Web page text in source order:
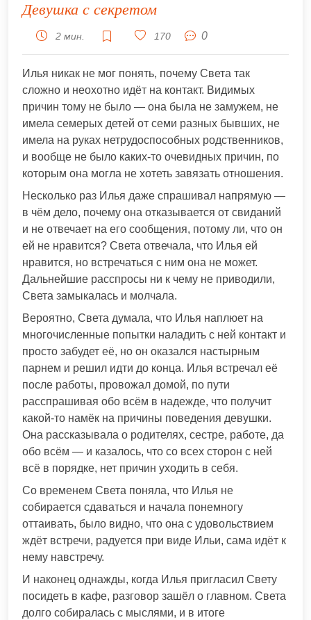
Девушка с секретом
2 мин. 170 0
Илья никак не мог понять, почему Света так
сложно и неохотно идёт на контакт. Видимых
причин тому не было — она была не замужем, не
имела семерых детей от семи разных бывших, не
имела на руках нетрудоспособных родственников,
и вообще не было каких-то очевидных причин, по
которым она могла не хотеть завязать отношения.
Несколько раз Илья даже спрашивал напрямую —
в чём дело, почему она отказывается от свиданий
и не отвечает на его сообщения, потому ли, что он
ей не нравится? Света отвечала, что Илья ей
нравится, но встречаться с ним она не может.
Дальнейшие расспросы ни к чему не приводили,
Света замыкалась и молчала.
Вероятно, Света думала, что Илья наплюет на
многочисленные попытки наладить с ней контакт и
просто забудет её, но он оказался настырным
парнем и решил идти до конца. Илья встречал её
после работы, провожал домой, по пути
расспрашивая обо всём в надежде, что получит
какой-то намёк на причины поведения девушки.
Она рассказывала о родителях, сестре, работе, да
обо всём — и казалось, что со всех сторон с ней
всё в порядке, нет причин уходить в себя.
Со временем Света поняла, что Илья не
собирается сдаваться и начала понемногу
оттаивать, было видно, что она с удовольствием
ждёт встречи, радуется при виде Ильи, сама идёт к
нему навстречу.
И наконец однажды, когда Илья пригласил Свету
посидеть в кафе, разговор зашёл о главном. Света
долго собиралась с мыслями, и в итоге